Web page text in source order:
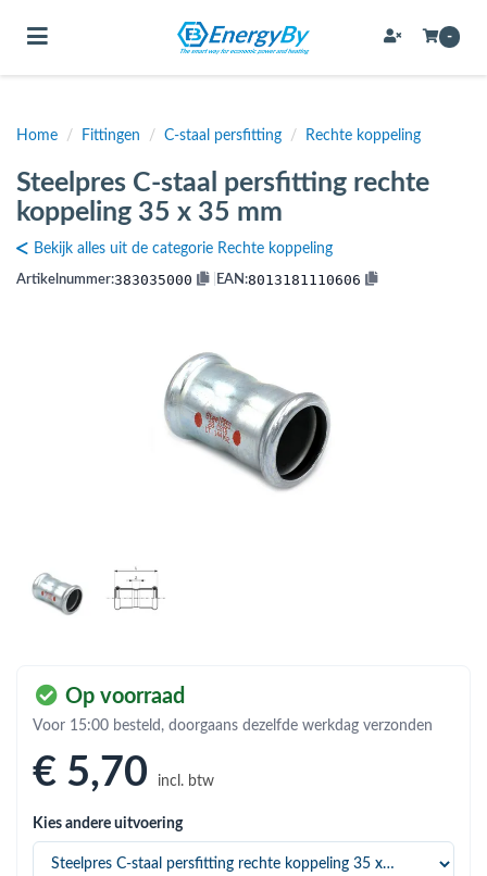
(Bevestigingsmateriaal / schroeven)
(Buffervaten, hygiene boilers & boilervaten)
(Buizen & leidingen)
(Expansievaten)
(Flexibele slangen)
(Installatiemateriaal)
(Rookkanalen)
(Verwarming, kachels & ketels)
(Warmtepompen en warmtepompboilers)
Toggle navigation -
Home / Fittingen / C-staal persfitting / Rechte koppeling
Steelpres C-staal persfitting rechte
koppeling 35 x 35 mm
Bekijk alles uit de categorie Rechte koppeling
Artikelnummer:383035000 EAN:8013181110606
Op voorraad
Voor 15:00 besteld, doorgaans dezelfde werkdag verzonden
€ 5,70 incl. btw
Kies andere uitvoering